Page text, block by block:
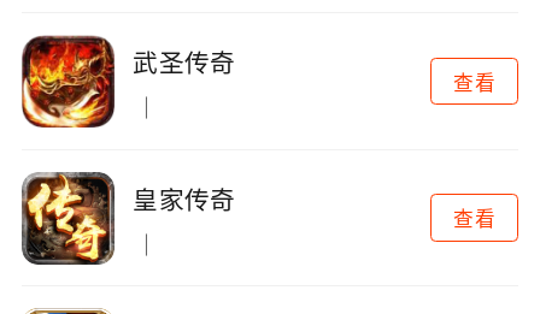
武圣传奇
查看
皇家传奇
查看